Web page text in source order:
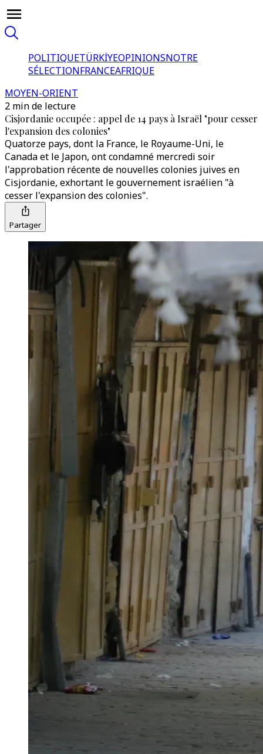
POLITIQUETÜRKİYEOPINIONSNOTRE
SÉLECTIONFRANCEAFRIQUE
MOYEN-ORIENT
2 min de lecture
Cisjordanie occupée : appel de 14 pays à Israël "pour cesser
l'expansion des colonies"
Quatorze pays, dont la France, le Royaume-Uni, le
Canada et le Japon, ont condamné mercredi soir
l'approbation récente de nouvelles colonies juives en
Cisjordanie, exhortant le gouvernement israélien "à
cesser l'expansion des colonies".
Partager